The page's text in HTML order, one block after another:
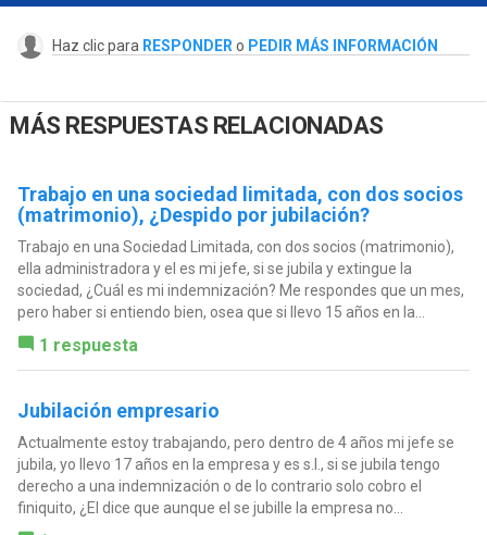
Haz clic para RESPONDER o PEDIR MÁS INFORMACIÓN
MÁS RESPUESTAS RELACIONADAS
Trabajo en una sociedad limitada, con dos socios
(matrimonio), ¿Despido por jubilación?
Trabajo en una Sociedad Limitada, con dos socios (matrimonio),
ella administradora y el es mi jefe, si se jubila y extingue la
sociedad, ¿Cuál es mi indemnización? Me respondes que un mes,
pero haber si entiendo bien, osea que si llevo 15 años en la...
1 respuesta
Jubilación empresario
Actualmente estoy trabajando, pero dentro de 4 años mi jefe se
jubila, yo llevo 17 años en la empresa y es s.l., si se jubila tengo
derecho a una indemnización o de lo contrario solo cobro el
finiquito, ¿El dice que aunque el se jubille la empresa no...